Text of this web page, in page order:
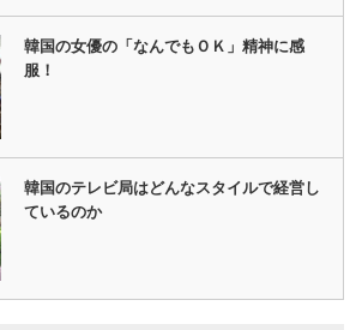
韓国の女優の「なんでもＯＫ」精神に感
服！
韓国のテレビ局はどんなスタイルで経営し
ているのか